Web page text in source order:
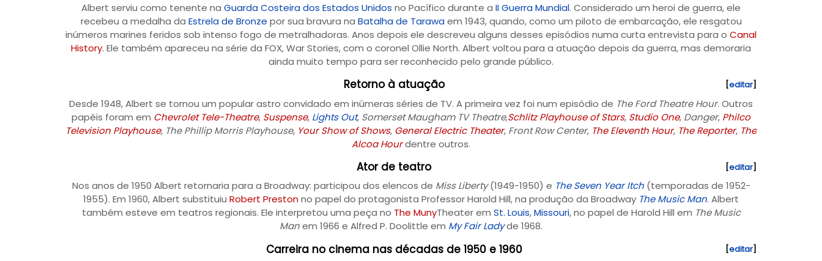
Albert serviu como tenente na Guarda Costeira dos Estados Unidos no Pacífico durante a II Guerra Mundial. Considerado um heroi de guerra, ele
recebeu a medalha da Estrela de Bronze por sua bravura na Batalha de Tarawaem 1943, quando, como um piloto de embarcação, ele resgatou
inúmeros marines feridos sob intenso fogo de metralhadoras. Anos depois ele descreveu alguns desses episódios numa curta entrevista para o Canal
History. Ele também apareceu na série da FOX, War Stories, com o coronel Ollie North. Albert voltou para a atuação depois da guerra, mas demoraria
ainda muito tempo para ser reconhecido pelo grande público.
[editar]
Retorno à atuação
Desde 1948, Albert se tornou um popular astro convidado em inúmeras séries de TV. A primeira vez foi num episódio de The Ford Theatre Hour. Outros
papéis foram em Chevrolet Tele-Theatre, Suspense, Lights Out, Somerset Maugham TV Theatre,Schlitz Playhouse of Stars, Studio One, Danger, Philco
Television Playhouse, The Phillip Morris Playhouse, Your Show of Shows, General Electric Theater, Front Row Center, The Eleventh Hour, The Reporter, The
Alcoa Hourdentre outros.
[editar]
Ator de teatro
Nos anos de 1950 Albert retornaria para a Broadway: participou dos elencos de Miss Liberty(1949-1950) e The Seven Year Itch(temporadas de 1952-
1955). Em 1960, Albert substituiu Robert Prestonno papel do protagonista Professor Harold Hill, na produção da Broadway The Music Man. Albert
também esteve em teatros regionais. Ele interpretou uma peça no The MunyTheater em St. Louis,Missouri, no papel de Harold Hill em The Music
Manem 1966 e Alfred P. Doolittle em My Fair Ladyde 1968.
[editar]
Carreira no cinema nas décadas de 1950 e 1960